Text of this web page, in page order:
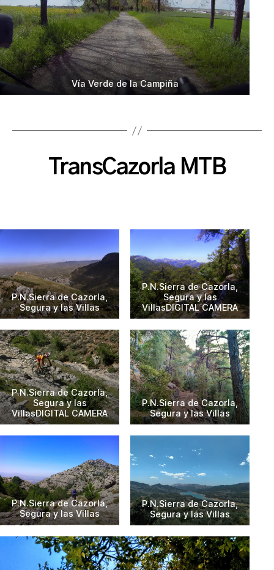
Vía Verde de la Campiña
TransCazorla MTB
P.N.Sierra de Cazorla,
Segura y las Villas
P.N.Sierra de Cazorla,
Segura y las
VillasDIGITAL CAMERA
P.N.Sierra de Cazorla,
Segura y las
VillasDIGITAL CAMERA
P.N.Sierra de Cazorla,
Segura y las Villas
P.N.Sierra de Cazorla,
Segura y las Villas
P.N.Sierra de Cazorla,
Segura y las Villas